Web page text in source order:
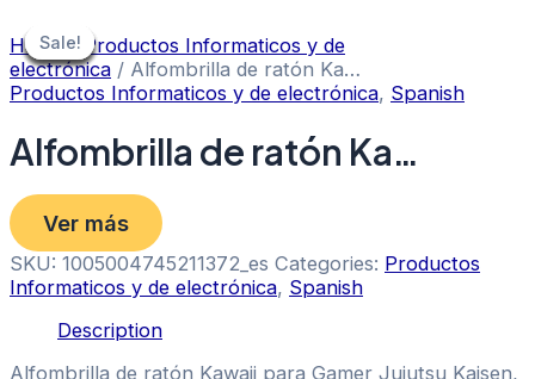
to
content
Home/ Productos Informaticos y de
electrónica / Alfombrilla de ratón Ka…
Productos Informaticos y de electrónica, Spanish
Alfombrilla de ratón Ka…
Ver más
SKU: 1005004745211372_es Categories: Productos
Informaticos y de electrónica, Spanish
Description
Alfombrilla de ratón Kawaii para Gamer Jujutsu Kaisen,
Sale!
Sale!
Sale!
Sale!
Sale!
Sale!
Sale!
Sale!